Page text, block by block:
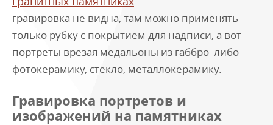
гравировка не видна, там можно применять
только рубку с покрытием для надписи, а вот
портреты врезая медальоны из габбро либо
фотокерамику, стекло, металлокерамику.
Гравировка портретов и
изображений на памятниках